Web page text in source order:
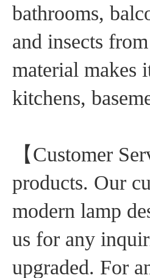
bathrooms,
and insects
material makes
kitchens,
【Customer
products. Our
modern lamp
us for any
upgraded. For